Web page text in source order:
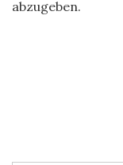
abzugeben.